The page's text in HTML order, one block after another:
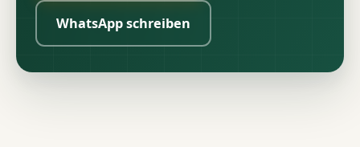
WhatsApp schreiben